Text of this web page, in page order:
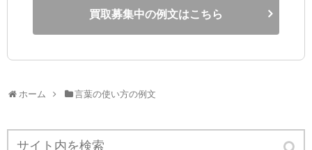
買取募集中の例文はこちら
ホーム 言葉の使い方の例文